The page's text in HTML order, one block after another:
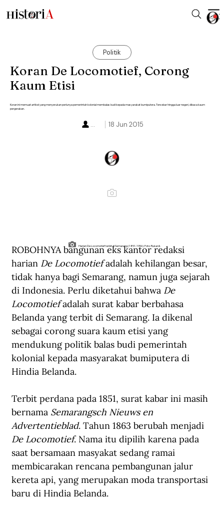
Politik
Koran De Locomotief, Corong
Kaum Etisi
Koran ini memuat artikel yang menyerukan perlunya pemerintah kolonial membalas budi kepada masyarakat bumiputera. Tersebar hingga luar negeri, dibaca kaum
pergerakan.
18 Jun 2015
...
Harian De Locomotief terbit di Semarang (1851-1956). Foto: Rukardi.
ROBOHNYA bangunan eks kantor redaksi
harian De Locomotief adalah kehilangan besar,
tidak hanya bagi Semarang, namun juga sejarah
di Indonesia. Perlu diketahui bahwa De
Locomotief adalah surat kabar berbahasa
Belanda yang terbit di Semarang. Ia dikenal
sebagai corong suara kaum etisi yang
mendukung politik balas budi pemerintah
kolonial kepada masyarakat bumiputera di
Hindia Belanda.
Terbit perdana pada 1851, surat kabar ini masih
bernama Semarangsch Nieuws en
Advertentieblad. Tahun 1863 berubah menjadi
De Locomotief. Nama itu dipilih karena pada
saat bersamaan masyakat sedang ramai
membicarakan rencana pembangunan jalur
kereta api, yang merupakan moda transportasi
baru di Hindia Belanda.